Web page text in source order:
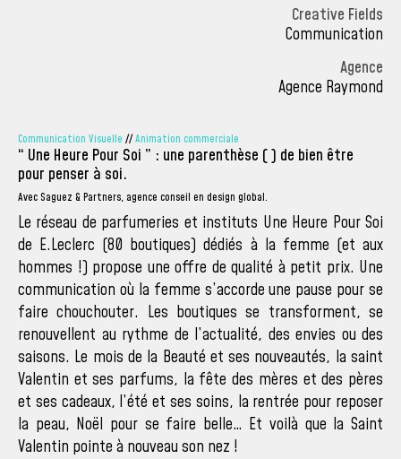
Creative Fields
Communication
Agence
Agence Raymond
Communication Visuelle //Animation commerciale
“ Une Heure Pour Soi ” : une parenthèse ( ) de bien être
pour penser à soi.
Avec Saguez & Partners, agence conseil en design global.
Le réseau de parfumeries et instituts Une Heure Pour Soi
de E.Leclerc (80 boutiques) dédiés à la femme (et aux
hommes !) propose une offre de qualité à petit prix. Une
communication où la femme s’accorde une pause pour se
faire chouchouter. Les boutiques se transforment, se
renouvellent au rythme de l’actualité, des envies ou des
saisons. Le mois de la Beauté et ses nouveautés, la saint
Valentin et ses parfums, la fête des mères et des pères
et ses cadeaux, l’été et ses soins, la rentrée pour reposer
la peau, Noël pour se faire belle… Et voilà que la Saint
Valentin pointe à nouveau son nez !